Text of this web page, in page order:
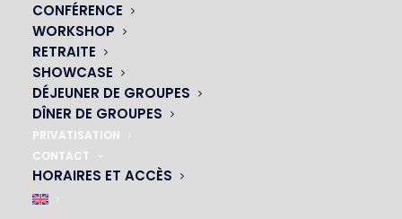
CONFÉRENCE
WORKSHOP
RETRAITE
SHOWCASE
DÉJEUNER DE GROUPES
DÎNER DE GROUPES
PRIVATISATION
CONTACT
HORAIRES ET ACCÈS